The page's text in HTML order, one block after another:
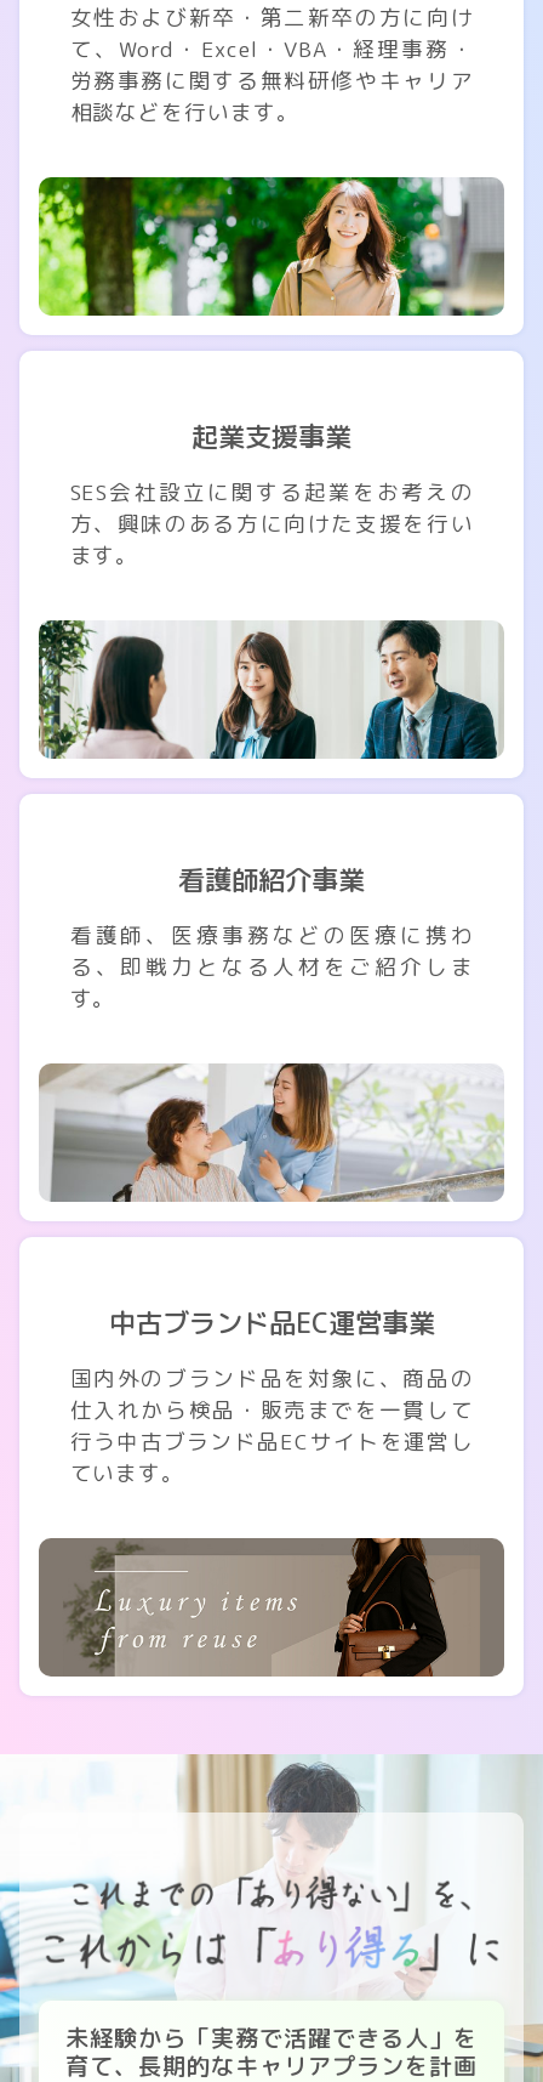
女性および新卒・第二新卒の方に向け
て、Word・Excel・VBA・経理事務・
労務事務に関する無料研修やキャリア
相談などを行います。
起業支援事業
SES会社設立に関する起業をお考えの
方、興味のある方に向けた支援を行い
ます。
看護師紹介事業
看護師、医療事務などの医療に携わ
る、即戦力となる人材をご紹介しま
す。
中古ブランド品EC運営事業
国内外のブランド品を対象に、商品の
仕入れから検品・販売までを一貫して
行う中古ブランド品ECサイトを運営し
ています。
未経験から「実務で活躍できる人」を
育て、長期的なキャリアプランを計画